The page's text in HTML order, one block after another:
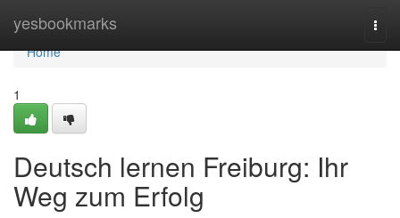
yesbookmarks
Home
Home
1
Deutsch lernen Freiburg: Ihr
Weg zum Erfolg